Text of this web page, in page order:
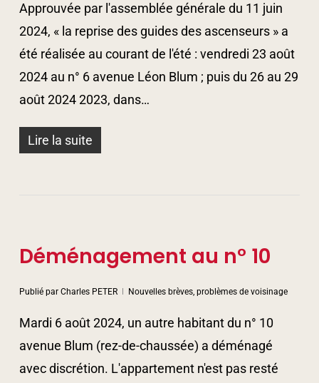
Approuvée par l'assemblée générale du 11 juin
2024, « la reprise des guides des ascenseurs » a
été réalisée au courant de l'été : vendredi 23 août
2024 au n° 6 avenue Léon Blum ; puis du 26 au 29
août 2024 2023, dans…
Lire la suite
Déménagement au n° 10
Publié par Charles PETER Nouvelles brèves, problèmes de voisinage
Mardi 6 août 2024, un autre habitant du n° 10
avenue Blum (rez-de-chaussée) a déménagé
avec discrétion. L'appartement n'est pas resté